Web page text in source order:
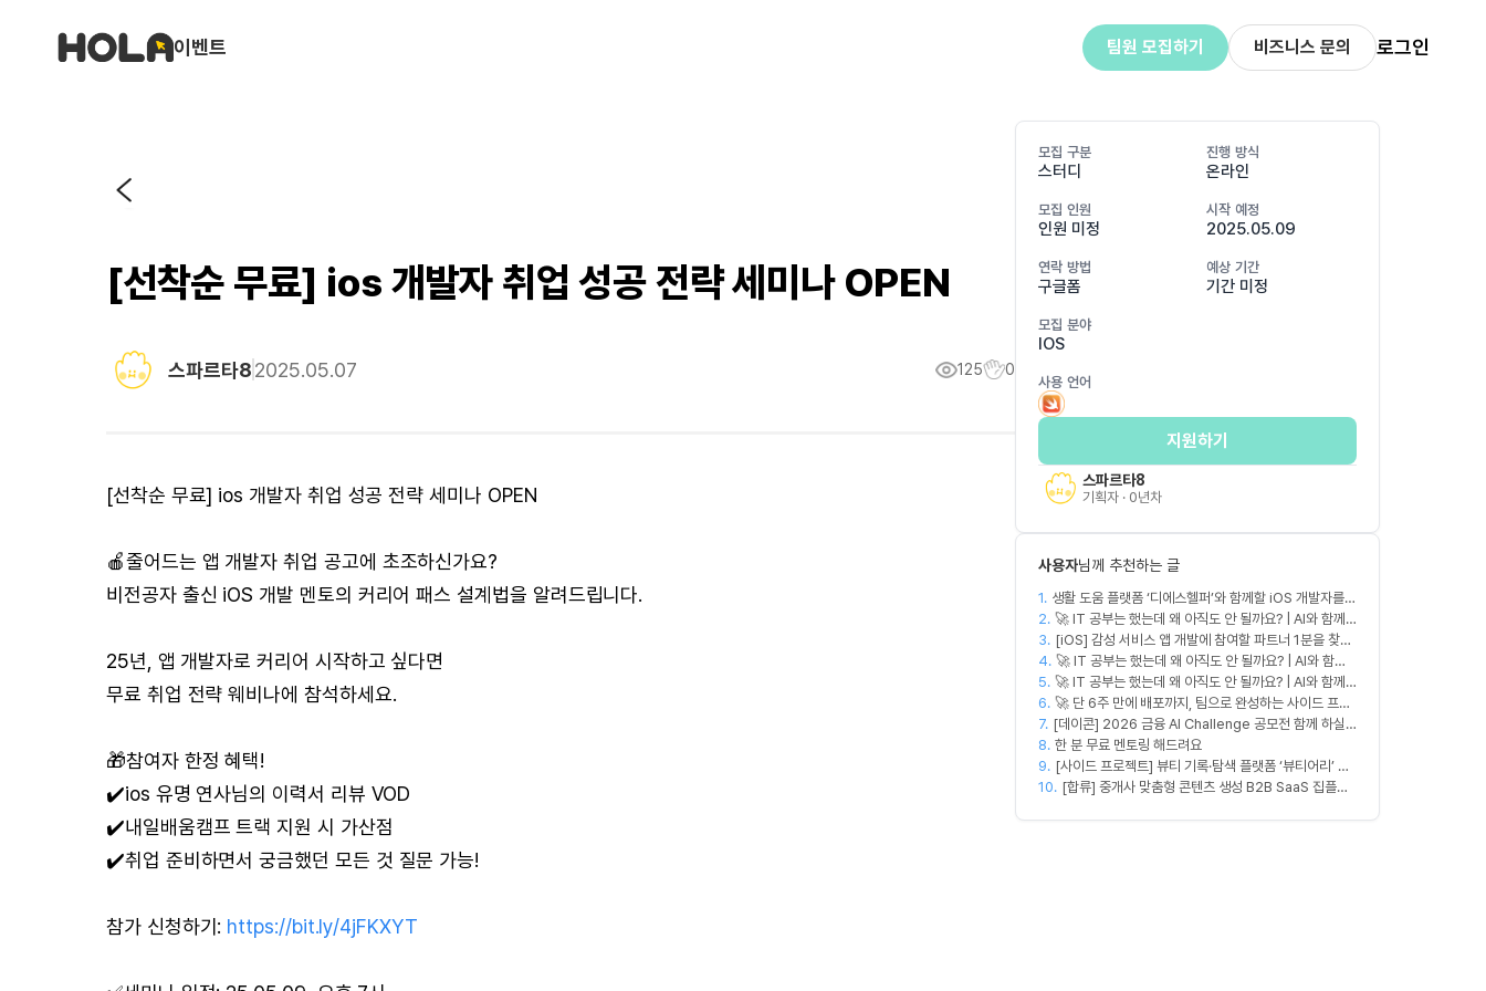
이벤트 팀원 모집하기 비즈니스 문의 로그인
[선착순 무료] ios 개발자 취업 성공 전략 세미나 OPEN
스파르타82025.05.07 125 0
[선착순 무료] ios 개발자 취업 성공 전략 세미나 OPEN
🍎줄어드는 앱 개발자 취업 공고에 초조하신가요?
비전공자 출신 iOS 개발 멘토의 커리어 패스 설계법을 알려드립니다.
25년, 앱 개발자로 커리어 시작하고 싶다면
무료 취업 전략 웨비나에 참석하세요.
🎁참여자 한정 혜택!
✔️ios 유명 연사님의 이력서 리뷰 VOD
✔️내일배움캠프 트랙 지원 시 가산점
✔️취업 준비하면서 궁금했던 모든 것 질문 가능!
참가 신청하기: https://bit.ly/4jFKXYT
모집 구분
스터디
진행 방식
온라인
모집 인원
인원 미정
시작 예정
2025.05.09
연락 방법
구글폼
예상 기간
기간 미정
모집 분야
IOS
사용 언어
지원하기
스파르타8
기획자 · 0년차
사용자님께 추천하는 글
1. 생활 도움 플랫폼 ‘디에스헬퍼’와 함께할 iOS 개발자를
찾습니다
2. 🚀 IT 공부는 했는데 왜 아직도 안 될까요? | AI와 함께
실무 중심 IT 모임 🤖
3. [iOS] 감성 서비스 앱 개발에 참여할 파트너 1분을 찾습
니다.
4. 🚀 IT 공부는 했는데 왜 아직도 안 될까요? | AI와 함께
실무 중심 IT 모임 🤖
5. 🚀 IT 공부는 했는데 왜 아직도 안 될까요? | AI와 함께
실무 중심 IT 모임 🤖
6. 🚀 단 6주 만에 배포까지, 팀으로 완성하는 사이드 프로
젝트 [스위프 웹 15기] 🚀
7. [데이콘] 2026 금융 AI Challenge 공모전 함께 하실
프론트엔드, 백엔드, 디자이너 구합니다!
8. 한 분 무료 멘토링 해드려요
9. [사이드 프로젝트] 뷰티 기록·탐색 플랫폼 ‘뷰티어리’ 디
자이너·프론트엔드·백엔드 팀원을 모집합니다
10. [합류] 중개사 맞춤형 콘텐츠 생성 B2B SaaS 집플로